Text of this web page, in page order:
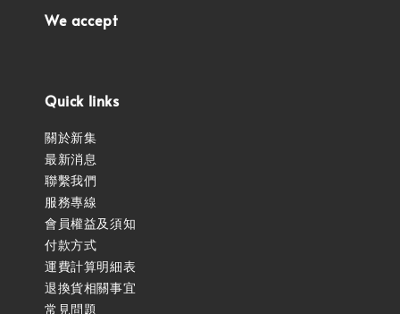
We accept
Quick links
關於新集
最新消息
聯繫我們
服務專線
會員權益及須知
付款方式
運費計算明細表
退換貨相關事宜
常見問題